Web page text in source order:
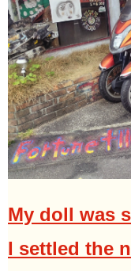
My doll was
I settled the